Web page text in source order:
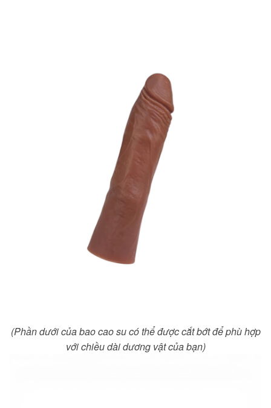
(Phần dưới của bao cao su có thể được cắt bớt để phù hợp
với chiều dài dương vật của bạn)